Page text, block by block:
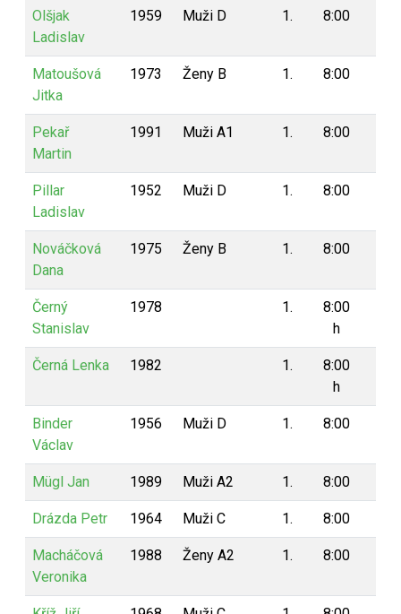
Olšjak
Ladislav
1959 Muži D 1. 8:00
Matoušová
Jitka
1973 Ženy B 1. 8:00
Pekař
Martin
1991 Muži A1 1. 8:00
Pillar
Ladislav
1952 Muži D 1. 8:00
Nováčková
Dana
1975 Ženy B 1. 8:00
Černý
Stanislav
1978 1.
8:00
h
Černá Lenka 1982 1.
8:00
h
Binder
Václav
1956 Muži D 1. 8:00
Mügl Jan 1989 Muži A2 1. 8:00
Drázda Petr 1964 Muži C 1. 8:00
Macháčová
Veronika
1988 Ženy A2 1. 8:00